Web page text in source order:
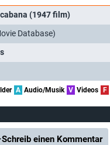
(1947 film)
Database)
A Audio/Musik V Videos F
Schreib einen Kommentar